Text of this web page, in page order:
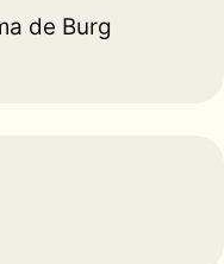
de Burg